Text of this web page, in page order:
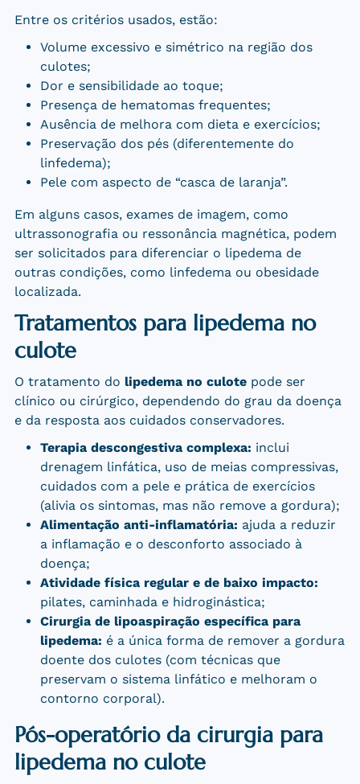
Entre os critérios usados, estão:
Volume excessivo e simétrico na região dos
culotes;
Dor e sensibilidade ao toque;
Presença de hematomas frequentes;
Ausência de melhora com dieta e exercícios;
Preservação dos pés (diferentemente do
linfedema);
Pele com aspecto de “casca de laranja”.
Em alguns casos, exames de imagem, como
ultrassonografia ou ressonância magnética, podem
ser solicitados para diferenciar o lipedema de
outras condições, como linfedema ou obesidade
localizada.
Tratamentos para lipedema no
culote
O tratamento do lipedema no culotepode ser
clínico ou cirúrgico, dependendo do grau da doença
e da resposta aos cuidados conservadores.
Terapia descongestiva complexa: inclui
drenagem linfática, uso de meias compressivas,
cuidados com a pele e prática de exercícios
(alivia os sintomas, mas não remove a gordura);
Alimentação anti-inflamatória: ajuda a reduzir
a inflamação e o desconforto associado à
doença;
Atividade física regular e de baixo impacto:
pilates, caminhada e hidroginástica;
Cirurgia de lipoaspiração específica para
lipedema: é a única forma de remover a gordura
doente dos culotes (com técnicas que
preservam o sistema linfático e melhoram o
contorno corporal).
Pós-operatório da cirurgia para
lipedema no culote